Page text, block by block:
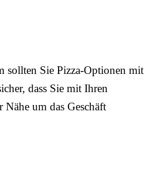
sollten Sie Pizza-Optionen mit
dass Sie mit Ihren
Nähe um das Geschäft